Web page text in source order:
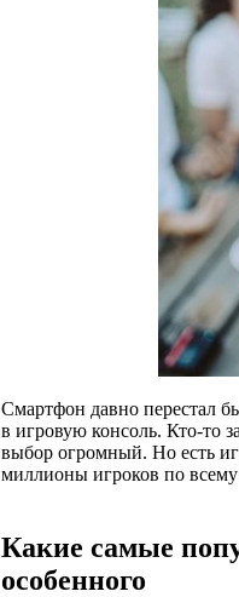
Смартфон давно перестал
в игровую консоль. Кто-то
выбор огромный. Но есть
миллионы игроков по
Какие самые
особенного